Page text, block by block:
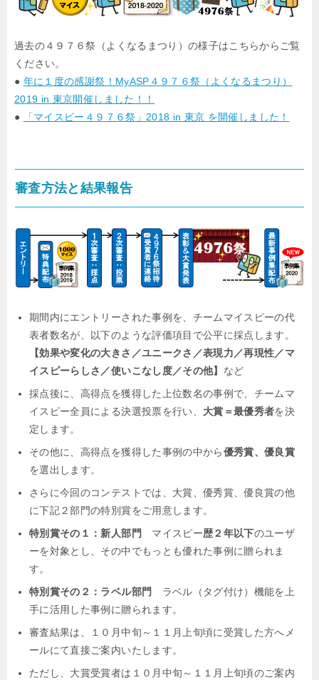
過去の４９７６祭（よくなるまつり）の様子はこちらからご覧
ください。
● 年に１度の感謝祭！MyASP４９７６祭（よくなるまつり）
2019 in 東京開催しました！！
●
「マイスピー４９７６祭」2018 in 東京 を開催しました！
審査方法と結果報告
期間内にエントリーされた事例を、チームマイスピーの代
表者数名が、以下のような評価項目で公平に採点します。
【効果や変化の大きさ／ユニークさ／表現力／再現性／マ
イスピーらしさ／使いこなし度／その他】 など
採点後に、高得点を獲得した上位数名の事例で、チームマ
イスピー全員による決選投票を行い、 大賞＝最優秀者を決
定します。
その他に、高得点を獲得した事例の中から優秀賞、優良賞
を選出します。
さらに今回のコンテストでは、大賞、優秀賞、優良賞の他
に下記２部門の特別賞をご用意します。
特別賞その１：新人部門
マイスピー歴２年以下のユーザ
ーを対象とし、その中でもっとも優れた事例に贈られま
す。
特別賞その２：ラベル部門
ラベル（タグ付け）機能を上
手に活用した事例に贈られます。
審査結果は、１０月中旬～１１月上旬頃に受賞した方へメ
ールにて直接ご案内いたします。
ただし、大賞受賞者は１０月中旬～１１月上旬頃のご案内